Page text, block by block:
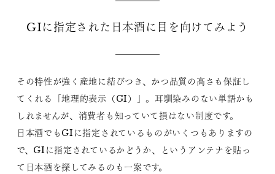
GIに指定された日本酒に目を向けてみよう
その特性が強く産地に結びつき、かつ品質の高さも保証し
てくれる「地理的表示（GI）」。耳馴染みのない単語かも
しれませんが、消費者も知っていて損はない制度です。
日本酒でもGIに指定されているものがいくつもありますの
で、GIに指定されているかどうか、というアンテナを貼っ
て日本酒を探してみるのも一案です。